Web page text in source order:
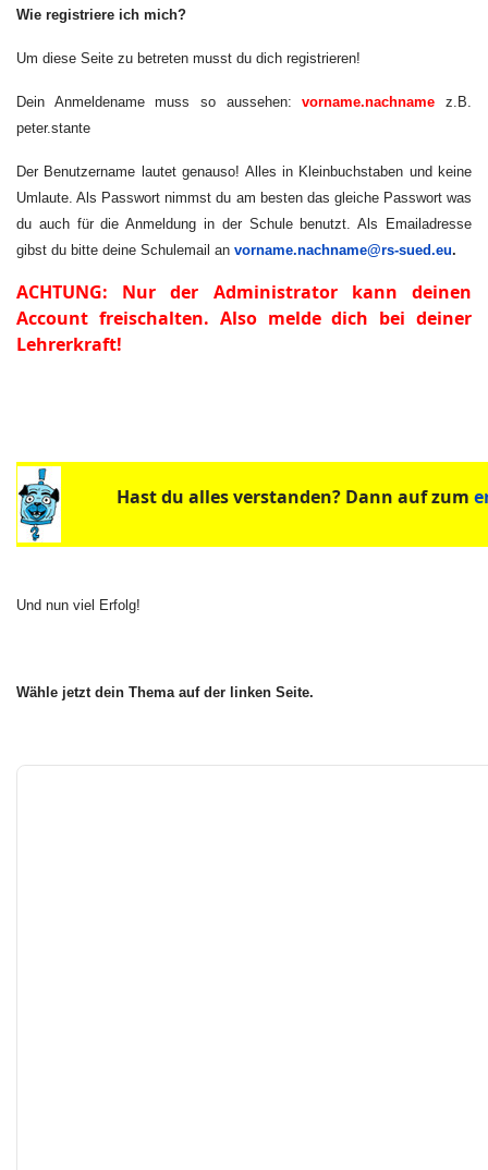
Wie registriere ich mich?
Um diese Seite zu betreten musst du dich registrieren!
Dein Anmeldename muss so aussehen:vorname.nachname z.B.
peter.stante
Der Benutzername lautet genauso! Alles in Kleinbuchstaben und keine
Umlaute. Als Passwort nimmst du am besten das gleiche Passwort was
du auch für die Anmeldung in der Schule benutzt. Als Emailadresse
gibst du bitte deine Schulemail an vorname.nachname@rs-sued.eu.
ACHTUNG: Nur der Administrator kann deinen
Account freischalten. Also melde dich bei deiner
Lehrerkraft!
Hast du alles verstanden? Dann auf zum
Und nun viel Erfolg!
Wähle jetzt dein Thema auf der linken Seite.